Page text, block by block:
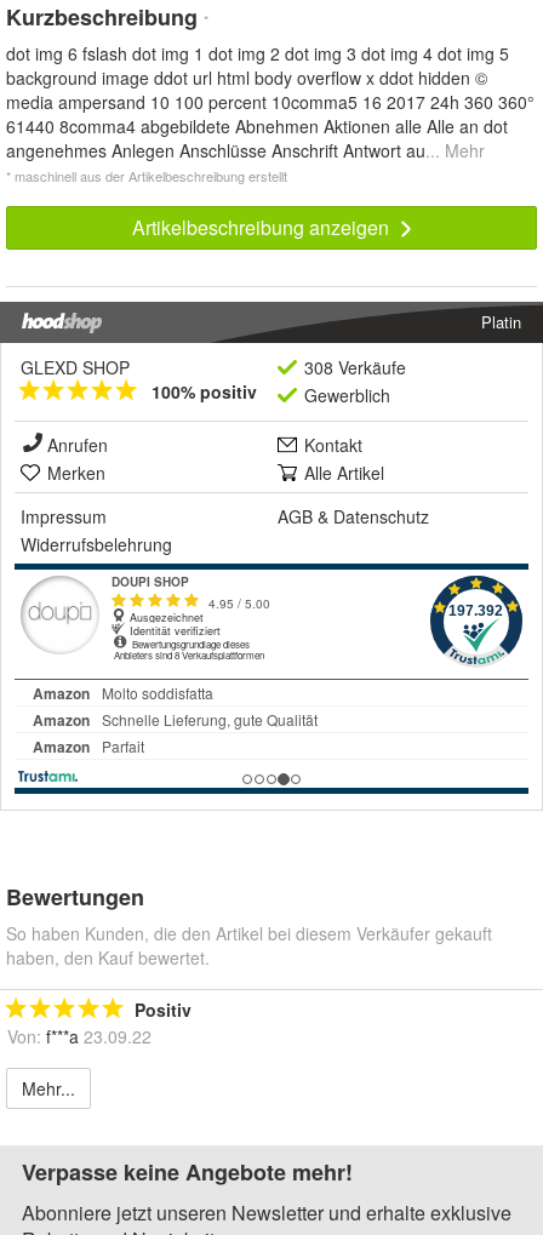
Kurzbeschreibung *
dot img 6 fslash dot img 1 dot img 2 dot img 3 dot img 4 dot img 5
background image ddot url html body overflow x ddot hidden ©
media ampersand 10 100 percent 10comma5 16 2017 24h 360 360°
61440 8comma4 abgebildete Abnehmen Aktionen alle Alle an dot
angenehmes Anlegen Anschlüsse Anschrift Antwort au... Mehr
* maschinell aus der Artikelbeschreibung erstellt
Artikelbeschreibung anzeigen
Platin
GLEXD SHOP
100% positiv
308 Verkäufe
Gewerblich
Anrufen
Kontakt
Merken
Alle Artikel
Impressum
AGB & Datenschutz
Widerrufsbelehrung
Bewertungen
So haben Kunden, die den Artikel bei diesem Verkäufer gekauft
haben, den Kauf bewertet.
Positiv
Von: f***a 23.09.22
Mehr...
Verpasse keine Angebote mehr!
Abonniere jetzt unseren Newsletter und erhalte exklusive